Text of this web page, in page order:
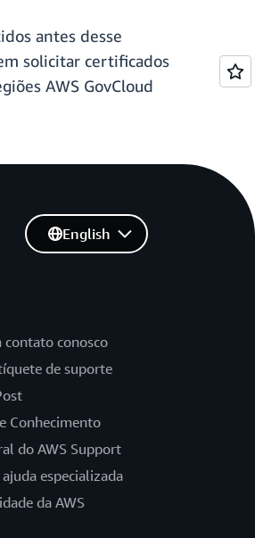
antes desse
solicitar certificados
AWS GovCloud
contato conosco
de suporte
Conhecimento
do AWS Support
especializada
da AWS
English